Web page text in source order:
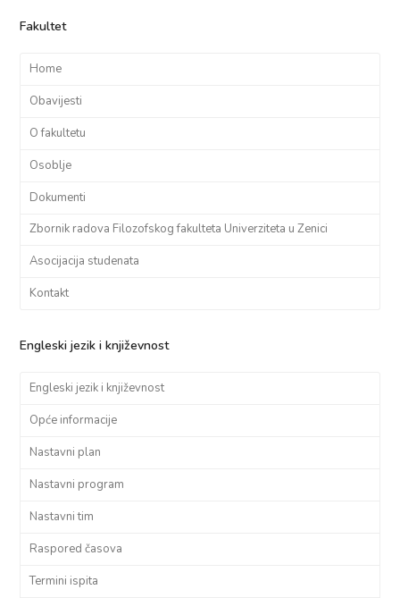
Fakultet
Home
Obavijesti
O fakultetu
Osoblje
Dokumenti
Zbornik radova Filozofskog fakulteta Univerziteta u Zenici
Asocijacija studenata
Kontakt
Engleski jezik i književnost
Engleski jezik i književnost
Opće informacije
Nastavni plan
Nastavni program
Nastavni tim
Raspored časova
Termini ispita